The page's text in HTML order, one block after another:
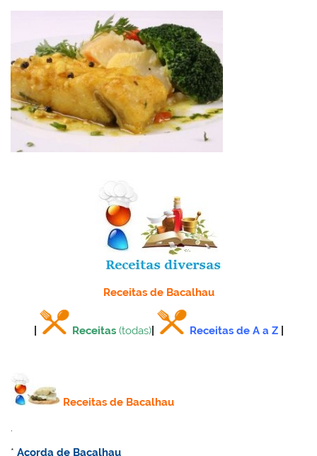
k
l
Receitas de Bacalhau
Receitas (todas)| Receitas de A a Z|
Receitas de Bacalhau
*Açorda de Bacalhau